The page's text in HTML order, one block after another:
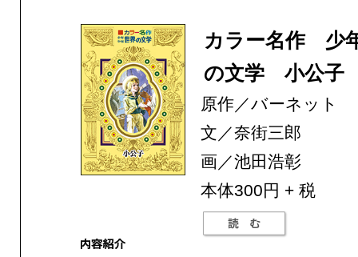
カラー名作 少
の文学 小公子
原作／バーネット
文／奈街三郎
画／池田浩彰
本体300円 + 税